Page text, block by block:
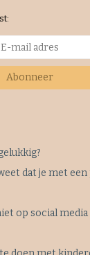
Abonneer
dat je met
op social media